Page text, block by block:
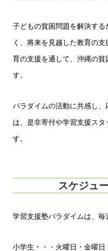
子どもの貧困問題を解決す
く、将来を見越した教育の
育の支援を通して、沖縄の
す。
パラダイムの活動に共感し
は、是非寄付や学習支援ス
す。
スケジュ
学習支援塾パラダイムは、毎
小学生・・・火曜日・金曜